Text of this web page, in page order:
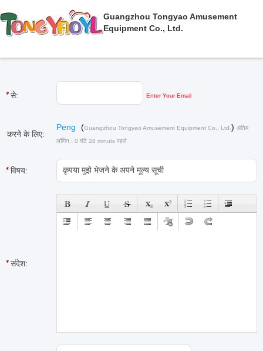
Guangzhou Tongyao Amusement
Equipment Co., Ltd.
से: Enter Your Email
करने के लिए:
Peng (Guangzhou Tongyao Amusement Equipment Co., Ltd. ) अंतिम
लॉगिन : 0 घंटे 28 minuts पहले
विषय:
संदेश: